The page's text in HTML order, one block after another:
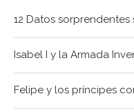
12 Datos sorprendentes
Isabel I y la Armada
Felipe y los príncipes